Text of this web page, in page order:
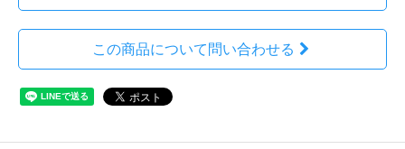
この商品について問い合わせる